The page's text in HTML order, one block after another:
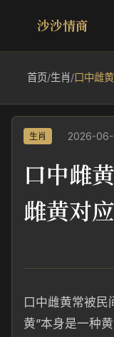
沙沙情商
首页/生肖/口中雌
生肖 2026-06-
口中雌
雌黄对
口中雌黄常被民
黄”本身是一种